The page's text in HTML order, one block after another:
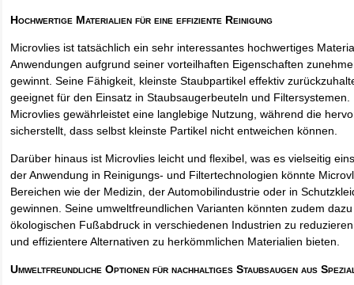
Hochwertige Materialien für eine effiziente Reinigung
Microvlies ist tatsächlich ein sehr interessantes hochwertiges
Anwendungen aufgrund seiner vorteilhaften Eigenschaften
gewinnt. Seine Fähigkeit, kleinste Staubpartikel effektiv
geeignet für den Einsatz in Staubsaugerbeuteln und
Microvlies gewährleistet eine langlebige Nutzung, während die
sicherstellt, dass selbst kleinste Partikel nicht entweichen können.
Darüber hinaus ist Microvlies leicht und flexibel, was es vielseitig
der Anwendung in Reinigungs- und Filtertechnologien könnte
Bereichen wie der Medizin, der Automobilindustrie oder in
gewinnen. Seine umweltfreundlichen Varianten könnten zudem
ökologischen Fußabdruck in verschiedenen Industrien zu
und effizientere Alternativen zu herkömmlichen Materialien bieten.
Umweltfreundliche Optionen für nachhaltiges Staubsaugen aus